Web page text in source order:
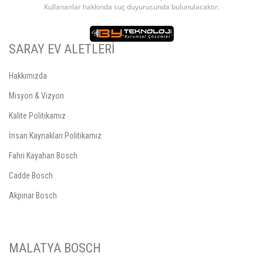
SARAY EV ALETLERİ
Hakkımızda
Misyon & Vizyon
Kalite Politikamız
İnsan Kaynakları Politikamız
Fahri Kayahan Bosch
Cadde Bosch
Akpınar Bosch
MALATYA BOSCH
Kullananlar hakkında suç duyurusunda bulunulacaktır.